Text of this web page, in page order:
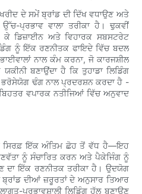
ਦੇ ਸਮੇਂ ਬ੍ਰਾਂਡ ਦੀ ਦਿੱਖ ਵਧਾਉਣ ਅਤੇ
ਪ੍ਰਭਾਵ ਵਾਲਾ ਤਰੀਕਾ ਹੈ। ਢੁਕਵੀਂ
ਕੇ ਡਿਜ਼ਾਈਨ ਅਤੇ ਵਿਹਾਰਕ ਸਬਸਟਰੇਟ
ਨੂੰ ਇੱਕ ਰਣਨੀਤਕ ਫਾਇਦੇ ਵਿੱਚ ਬਦਲ
ਨਾਲ ਕੰਮ ਕਰਨਾ, ਜੋ ਕਾਰਜਸ਼ੀਲ
ਬਣਾਉਂਦਾ ਹੈ ਕਿ ਤੁਹਾਡਾ ਲਿਡਿੰਗ
ਢੰਗ ਨਾਲ ਪ੍ਰਦਰਸ਼ਨ ਕਰਦਾ ਹੈ -
ਵਪਾਰਕ ਨਤੀਜਿਆਂ ਵਿੱਚ ਅਨੁਵਾਦ
ਸਿਰਫ਼ ਇੱਕ ਅੰਤਿਮ ਛੋਹ ਤੋਂ ਵੱਧ ਹੈ—ਇਹ
ਨੂੰ ਸੰਚਾਰਿਤ ਕਰਨ ਅਤੇ ਪੈਕੇਜਿੰਗ ਨੂੰ
ਦਾ ਇੱਕ ਰਣਨੀਤਕ ਤਰੀਕਾ ਹੈ। ਉਦਯੋਗ
ਬ੍ਰਾਂਡ ਦੀਆਂ ਜ਼ਰੂਰਤਾਂ ਦੇ ਅਨੁਸਾਰ ਤਿਆਰ
ਪ੍ਰਭਾਵਸ਼ਾਲੀ ਲਿਡਿੰਗ ਹੱਲ ਬਣਾਉਣ